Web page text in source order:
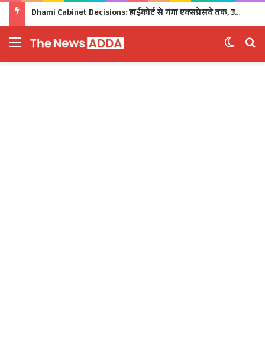
Dhami Cabinet Decisions: हाईकोर्ट से गंगा एक्सप्रेसवे तक, उत्तराखंड कैबिनेट के बड़े फैसले Click
Menu